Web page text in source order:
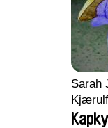
Sarah
Kapky